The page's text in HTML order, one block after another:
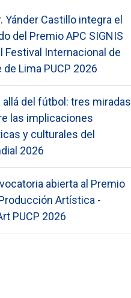
Yánder Castillo integra el
del Premio APC SIGNIS
Festival Internacional de
de Lima PUCP 2026
allá del fútbol: tres miradas
las implicaciones
y culturales del
2026
abierta al Premio
Artística -
PUCP 2026